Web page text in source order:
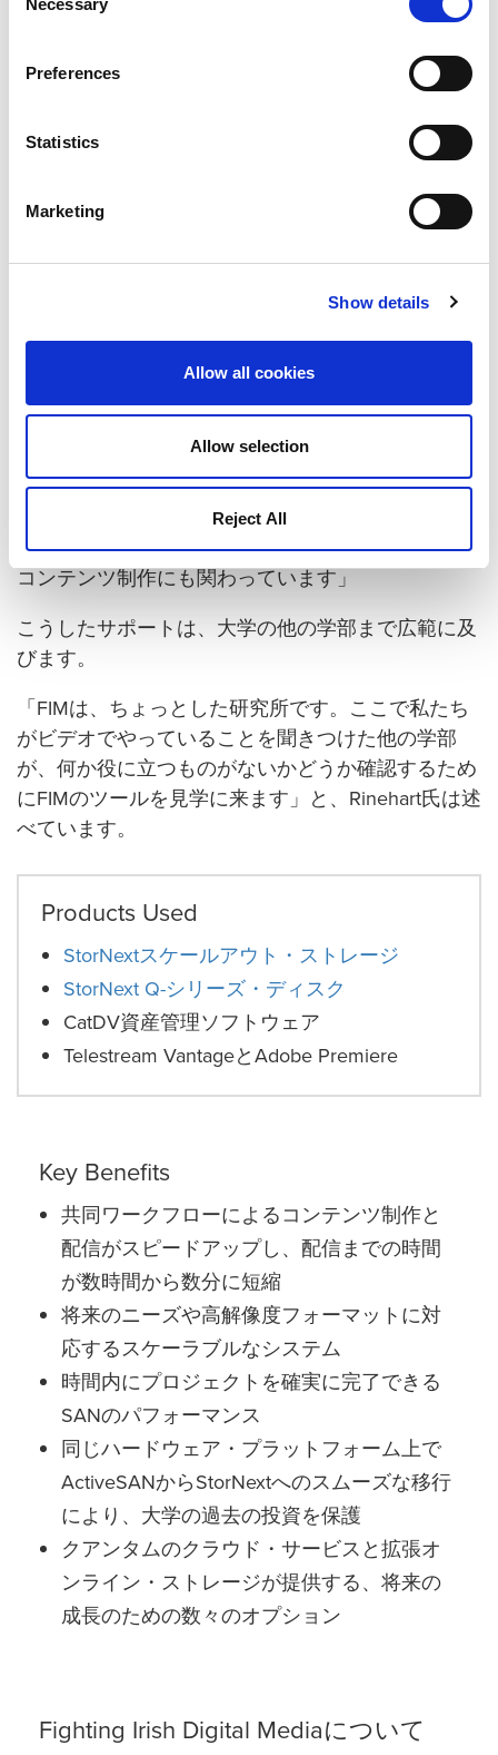
Selection
Necessary
Preferences
Statistics
Marketing
Show details
Allow all cookies
Allow selection
Reject All
ロジェクトを専門に扱うインテグレータである
Rinehart氏は述べています。「移行は信じられない
ーラを使用し、ソフトウェアを完全にStorNextへ切
をロールバックしました。ダウンタイムも発生せ
ず、資産管理ソフトウェアであるCatDVなど、すべ
てのアプリケーションがシームレスに機能し続けま
大学の教育活動をサポート
Rinehart氏はまた、次のように述べています。「FIM
の活動内容はスポーツ競技の世界だけに留まりませ
ん。現在FIMのチームは、MOOC（大規模オープ
ン・オンライン・コース）の学習機会に加え、授業
の実況中継のサポートなどの機会や、月1回配信さ
れる大学卒業生部門のWebストリーミングといった
コンテンツ制作にも関わっています」
こうしたサポートは、大学の他の学部まで広範に及
びます。
「FIMは、ちょっとした研究所です。ここで私たち
がビデオでやっていることを聞きつけた他の学部
が、何か役に立つものがないかどうか確認するため
にFIMのツールを見学に来ます」と、Rinehart氏は述
べています。
Products Used
StorNextスケールアウト・ストレージ
StorNext Q-シリーズ・ディスク
CatDV資産管理ソフトウェア
Telestream VantageとAdobe Premiere
Key Benefits
共同ワークフローによるコンテンツ制作と
配信がスピードアップし、配信までの時間
が数時間から数分に短縮
将来のニーズや高解像度フォーマットに対
応するスケーラブルなシステム
時間内にプロジェクトを確実に完了できる
SANのパフォーマンス
同じハードウェア・プラットフォーム上で
ActiveSANからStorNextへのスムーズな移行
により、大学の過去の投資を保護
クアンタムのクラウド・サービスと拡張オ
ンライン・ストレージが提供する、将来の
成長のための数々のオプション
Fighting Irish Digital Mediaについて